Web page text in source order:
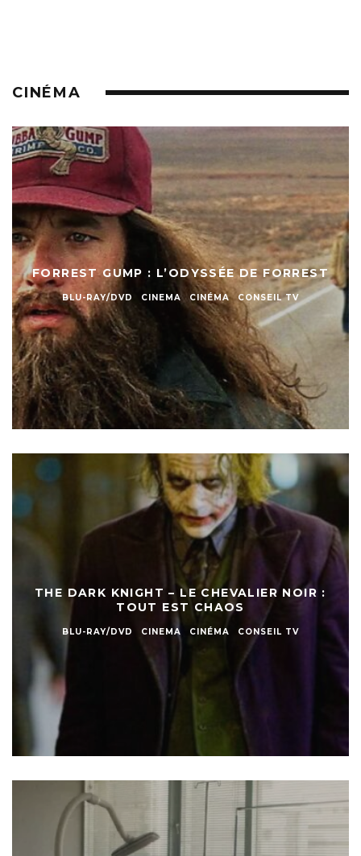
CINÉMA
FORREST GUMP : L’ODYSSÉE DE FORREST
BLU-RAY/DVD CINEMA CINÉMA CONSEIL TV
THE DARK KNIGHT – LE CHEVALIER NOIR :
TOUT EST CHAOS
BLU-RAY/DVD CINEMA CINÉMA CONSEIL TV